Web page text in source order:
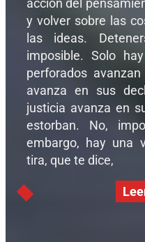
acción del
y volver sobre las
las ideas.
imposible. Solo
perforados
avanza en sus
justicia avanza en
estorban. No,
embargo, hay una
tira, que te dice,